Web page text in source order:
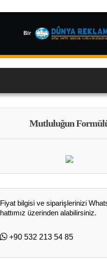
Mutluluğun
Fiyat bilgisi ve siparişlerinizi
hattımız üzerinden alabilirsiniz.
+90 532 213 54 85